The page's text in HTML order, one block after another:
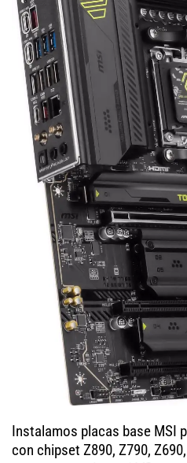
Instalamos placas base MSI
con chipset Z890, Z790,